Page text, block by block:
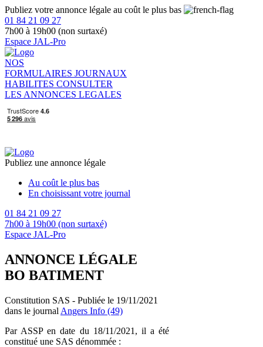
Publiez votre annonce légale au coût le plus bas
01 84 21 09 27
7h00 à 19h00 (non surtaxé)
Espace JAL-Pro
NOS
FORMULAIRES JOURNAUX
HABILITES CONSULTER
LES ANNONCES LEGALES
Publiez une annonce légale
Au coût le plus bas
En choisissant votre journal
01 84 21 09 27
7h00 à 19h00 (non surtaxé)
Espace JAL-Pro
ANNONCE LÉGALE
BO BATIMENT
Constitution SAS - Publiée le 19/11/2021
dans le journal Angers Info (49)
Par ASSP en date du 18/11/2021, il a été
constitué une SAS dénommée :